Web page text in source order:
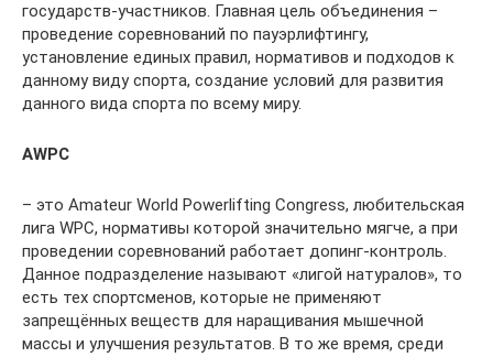
государств-участников. Главная цель объединения –
проведение соревнований по пауэрлифтингу,
установление единых правил, нормативов и подходов к
данному виду спорта, создание условий для развития
данного вида спорта по всему миру.
AWPC
– это Amateur World Powerlifting Congress, любительская
лига WPC, нормативы которой значительно мягче, а при
проведении соревнований работает допинг-контроль.
Данное подразделение называют «лигой натуралов», то
есть тех спортсменов, которые не применяют
запрещённых веществ для наращивания мышечной
массы и улучшения результатов. В то же время, среди